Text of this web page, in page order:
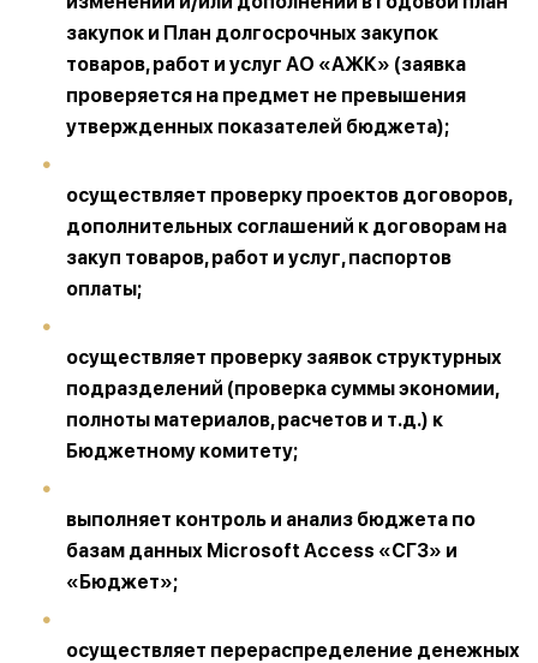
закупок и План долгосрочных закупок
товаров, работ и услуг АО «АЖК» (заявка
проверяется на предмет не превышения
утвержденных показателей бюджета);
осуществляет проверку проектов договоров,
дополнительных соглашений к договорам на
закуп товаров, работ и услуг, паспортов
оплаты;
осуществляет проверку заявок структурных
подразделений (проверка суммы экономии,
полноты материалов, расчетов и т.д.) к
Бюджетному комитету;
выполняет контроль и анализ бюджета по
базам данных Microsoft Access «СГЗ» и
«Бюджет»;
осуществляет перераспределение денежных